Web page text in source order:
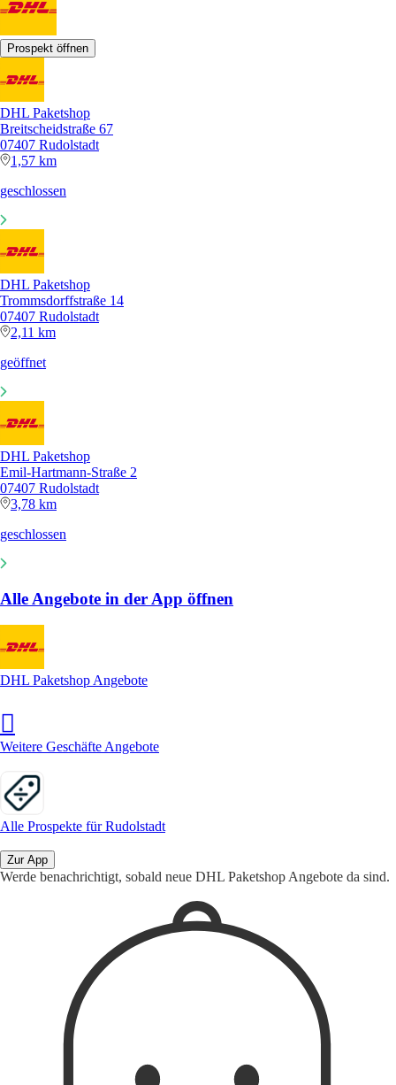
Prospekt öffnen
DHL Paketshop
Breitscheidstraße 67
07407 Rudolstadt
1,57 km
geschlossen
DHL Paketshop
Trommsdorffstraße 14
07407 Rudolstadt
2,11 km
geöffnet
DHL Paketshop
Emil-Hartmann-Straße 2
07407 Rudolstadt
3,78 km
geschlossen
Alle Angebote in der App öffnen
DHL Paketshop Angebote
Weitere Geschäfte Angebote
Alle Prospekte für Rudolstadt
Zur App
Werde benachrichtigt, sobald neue DHL Paketshop Angebote da sind.